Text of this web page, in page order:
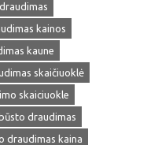
kainos
kaune
skaičiuoklė
skaiciuokle
būsto draudimas
draudimas kaina